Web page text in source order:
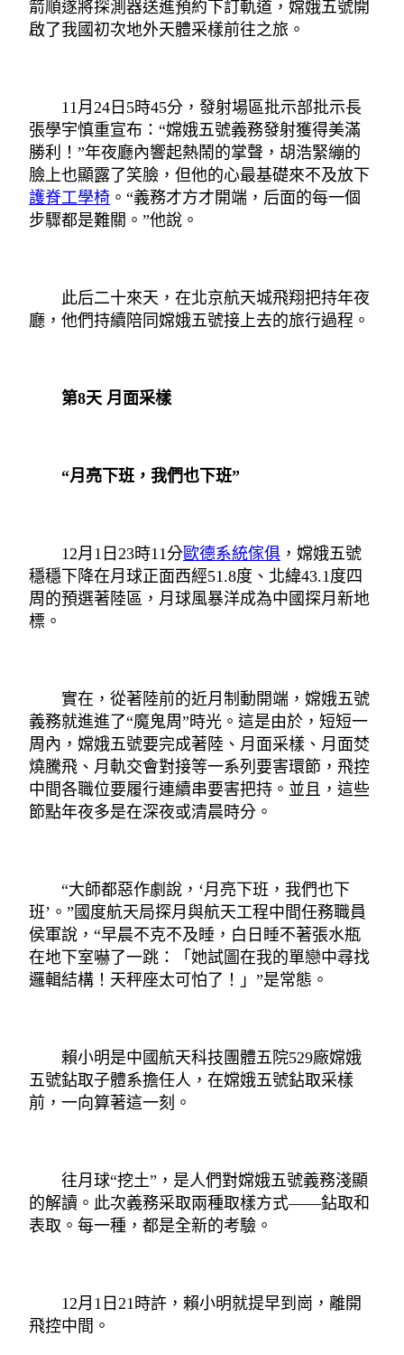
箭順遂將探測器送進預約下訂軌道，嫦娥五號開
啟了我國初次地外天體采樣前往之旅。
11月24日5時45分，發射場區批示部批示長
張學宇慎重宣布：“嫦娥五號義務發射獲得美滿
勝利！”年夜廳內響起熱鬧的掌聲，胡浩緊繃的
臉上也顯露了笑臉，但他的心最基礎來不及放下
護脊工學椅 。“義務才方才開端，后面的每一個
步驟都是難關。”他說。
此后二十來天，在北京航天城飛翔把持年夜
廳，他們持續陪同嫦娥五號接上去的旅行過程。
第8天 月面采樣
“月亮下班，我們也下班”
12月1日23時11分歐德系統傢俱 ，嫦娥五號
穩穩下降在月球正面西經51.8度、北緯43.1度四
周的預選著陸區，月球風暴洋成為中國探月新地
標。
實在，從著陸前的近月制動開端，嫦娥五號
義務就進進了“魔鬼周”時光。這是由於，短短一
周內，嫦娥五號要完成著陸、月面采樣、月面焚
燒騰飛、月軌交會對接等一系列要害環節，飛控
中間各職位要履行連續串要害把持。並且，這些
節點年夜多是在深夜或清晨時分。
“大師都惡作劇說，‘月亮下班，我們也下
班’。”國度航天局探月與航天工程中間任務職員
侯軍說，“早晨不克不及睡，白日睡不著張水瓶
在地下室嚇了一跳：「她試圖在我的單戀中尋找
邏輯結構！天秤座太可怕了！」”是常態。
賴小明是中國航天科技團體五院529廠嫦娥
五號鉆取子體系擔任人，在嫦娥五號鉆取采樣
前，一向算著這一刻。
往月球“挖土”，是人們對嫦娥五號義務淺顯
的解讀。此次義務采取兩種取樣方式——鉆取和
表取。每一種，都是全新的考驗。
12月1日21時許，賴小明就提早到崗，離開
飛控中間。